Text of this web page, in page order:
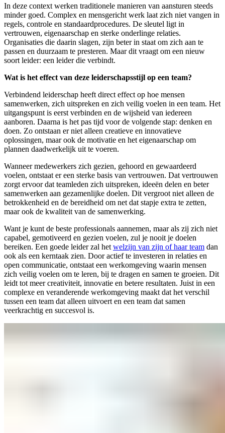
In deze context werken traditionele manieren van aansturen steeds
minder goed. Complex en mensgericht werk laat zich niet vangen in
regels, controle en standaardprocedures. De sleutel ligt in
vertrouwen, eigenaarschap en sterke onderlinge relaties.
Organisaties die daarin slagen, zijn beter in staat om zich aan te
passen en duurzaam te presteren. Maar dit vraagt om een nieuw
soort leider: een leider die verbindt.
Wat is het effect van deze leiderschapsstijl op een team?
Verbindend leiderschap heeft direct effect op hoe mensen
samenwerken, zich uitspreken en zich veilig voelen in een team. Het
uitgangspunt is eerst verbinden en de wijsheid van iedereen
aanboren. Daarna is het pas tijd voor de volgende stap: denken en
doen. Zo ontstaan er niet alleen creatieve en innovatieve
oplossingen, maar ook de motivatie en het eigenaarschap om
plannen daadwerkelijk uit te voeren.
Wanneer medewerkers zich gezien, gehoord en gewaardeerd
voelen, ontstaat er een sterke basis van vertrouwen. Dat vertrouwen
zorgt ervoor dat teamleden zich uitspreken, ideeën delen en beter
samenwerken aan gezamenlijke doelen. Dit vergroot niet alleen de
betrokkenheid en de bereidheid om net dat stapje extra te zetten,
maar ook de kwaliteit van de samenwerking.
Want je kunt de beste professionals aannemen, maar als zij zich niet
capabel, gemotiveerd en gezien voelen, zul je nooit je doelen
bereiken. Een goede leider zal het welzijn van zijn of haar team dan
ook als een kerntaak zien. Door actief te investeren in relaties en
open communicatie, ontstaat een werkomgeving waarin mensen
zich veilig voelen om te leren, bij te dragen en samen te groeien. Dit
leidt tot meer creativiteit, innovatie en betere resultaten. Juist in een
complexe en veranderende werkomgeving maakt dat het verschil
tussen een team dat alleen uitvoert en een team dat samen
veerkrachtig en succesvol is.